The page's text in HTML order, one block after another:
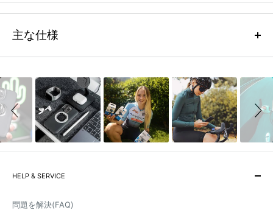
透明度の高いTPUにより、外出先でもアプリを見やすく、タッチスク
リーン/ボタンで十分な機能を発揮します。
スクリーンプロテクターとの併用について
タッチスクリーンの操作性に影響を与える可能性があるため、との併
用は推奨しておりません。
1 x 専用ダストカバー本体
主な仕様
QUAD LOCK MAG対応ケース専用のレインポンチョ 雨天用カバー
※本製品は完全に水の侵入を防ぐものではありません。
端から端までカバーする、TPU製クリスタルクリアプロテクション
ボタン類への簡単なアクセス
充電ポートなどを、泥や塵から守ります
スクリーンプロテクターを併用すると、タッチスクリーンの操作性に
Slideshow
Slide
controls
HELP & SERVICE
問題を解決(FAQ)